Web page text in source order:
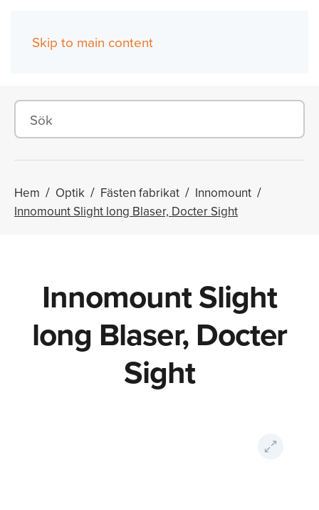
Skip to main content
Hem Optik Fästen fabrikat
Innomount
Innomount Slight long Blaser, Docter Sight
Innomount Slight
long Blaser, Docter
Sight